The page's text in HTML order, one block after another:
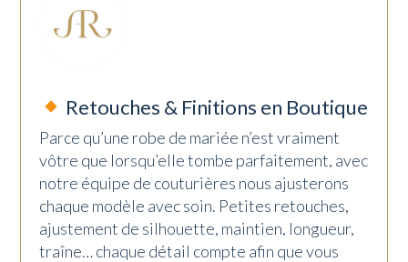
Retouches & Finitions en Boutique
Parce qu’une robe de mariée n’est vraiment
vôtre que lorsqu’elle tombe parfaitement, avec
notre équipe de couturières nous ajusterons
chaque modèle avec soin. Petites retouches,
ajustement de silhouette, maintien, longueur,
traîne… chaque détail compte afin que vous